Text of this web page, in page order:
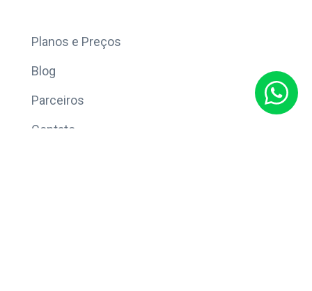
Planos e Preços
Blog
Parceiros
Contato